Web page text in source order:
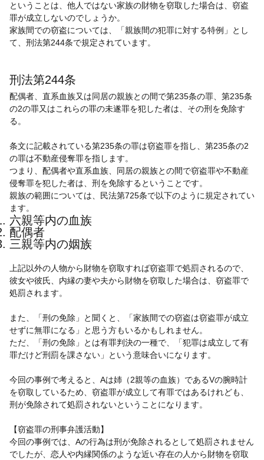
ということは、他人ではない家族の財物を窃取した場合は、窃盗
罪が成立しないのでしょうか。
家族間での窃盗については、「親族間の犯罪に対する特例」とし
て、刑法第244条で規定されています。
刑法第244条
配偶者、直系血族又は同居の親族との間で第235条の罪、第235条
の2の罪又はこれらの罪の未遂罪を犯した者は、その刑を免除す
る。
条文に記載されている第235条の罪は窃盗罪を指し、第235条の2
の罪は不動産侵奪罪を指します。
つまり、配偶者や直系血族、同居の親族との間で窃盗罪や不動産
侵奪罪を犯した者は、刑を免除するということです。
親族の範囲については、民法第725条で以下のように規定されてい
ます。
六親等内の血族
配偶者
三親等内の姻族
上記以外の人物から財物を窃取すれば窃盗罪で処罰されるので、
彼女や彼氏、内縁の妻や夫から財物を窃取した場合は、窃盗罪で
処罰されます。
また、「刑の免除」と聞くと、「家族間での窃盗は窃盗罪が成立
せずに無罪になる」と思う方もいるかもしれません。
ただ、「刑の免除」とは有罪判決の一種で、「犯罪は成立して有
罪だけど刑罰を課さない」という意味合いになります。
今回の事例で考えると、Aは姉（2親等の血族）であるVの腕時計
を窃取しているため、窃盗罪が成立して有罪ではあるけれども、
刑が免除されて処罰されないということになります。
【窃盗罪の刑事弁護活動】
今回の事例では、Aの行為は刑が免除されるとして処罰されません
でしたが、恋人や内縁関係のような近い存在の人から財物を窃取